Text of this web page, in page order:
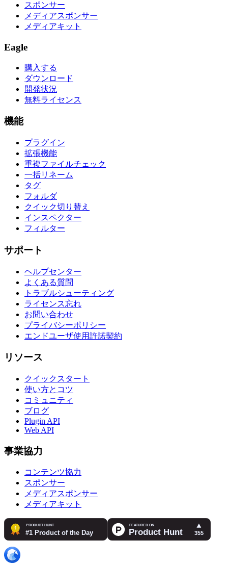
スポンサー
メディアスポンサー
メディアキット
Eagle
購入する
ダウンロード
開発状況
無料ライセンス
機能
プラグイン
拡張機能
重複ファイルチェック
一括リネーム
タグ
フォルダ
クイック切り替え
インスペクター
フィルター
サポート
ヘルプセンター
よくある質問
トラブルシューティング
ライセンス忘れ
お問い合わせ
プライバシーポリシー
エンドユーザ使用許諾契約
リソース
クイックスタート
使い方とコツ
コミュニティ
ブログ
Plugin API
Web API
事業協力
コンテンツ協力
スポンサー
メディアスポンサー
メディアキット